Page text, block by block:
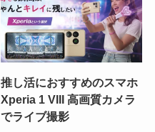
推し活におすすめのスマホ
Xperia 1 VIII 高画質カメラ
でライブ撮影